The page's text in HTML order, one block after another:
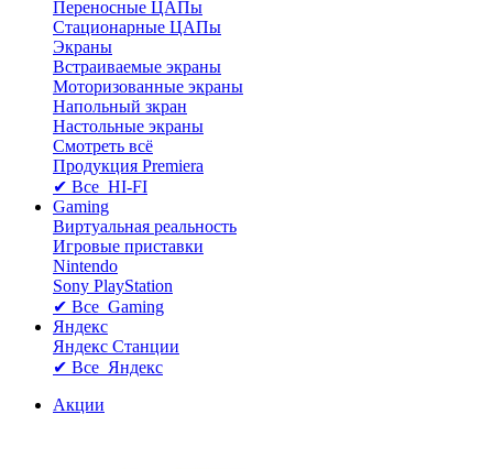
Переносные ЦАПы
Стационарные ЦАПы
Экраны
Встраиваемые экраны
Моторизованные экраны
Напольный зкран
Настольные экраны
Смотреть всё
Продукция Premiera
✔ Все HI-FI
Gaming
Виртуальная реальность
Игровые приставки
Nintendo
Sony PlayStation
✔ Все Gaming
Яндекс
Яндекс Станции
✔ Все Яндекс
Акции